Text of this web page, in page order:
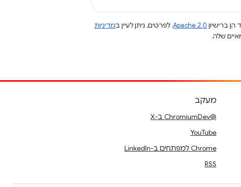
הן ברישיון Apache 2.0. לפרטים, ניתן לעיין במדיניות
מעקב
@ChromiumDev ב-X
YouTube
Chrome למפתחים ב-LinkedIn
RSS